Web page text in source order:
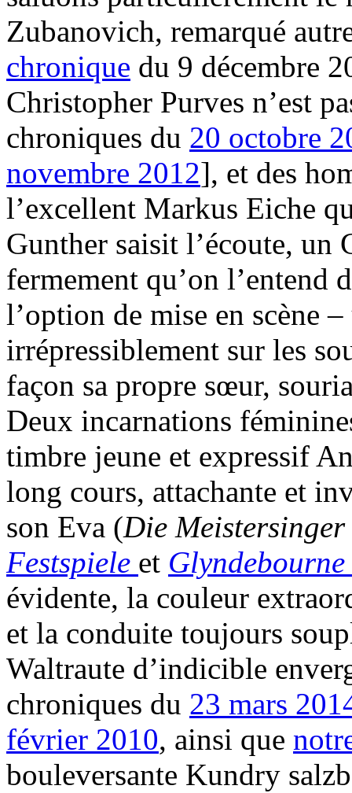
Zubanovich, remarqué
chronique du 9 décembre
Christopher Purves n’est
chroniques du 20 octobre
novembre 2012], et des
l’excellent Markus Eiche
Gunther saisit l’écoute, un
fermement qu’on l’entend
l’option de mise en scène
irrépressiblement sur les
façon sa propre sœur,
Deux incarnations
timbre jeune et expressif
long cours, attachante et
son Eva (Die
Festspiele et
évidente, la couleur
et la conduite toujours
Waltraute d’indicible
chroniques du 23 mars
février 2010, ainsi que
bouleversante Kundry